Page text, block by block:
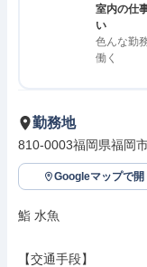
室内の仕
い
色んな勤
働く
勤務地
810-0003福岡県福岡
Googleマップで開
鮨 水魚
【交通手段】